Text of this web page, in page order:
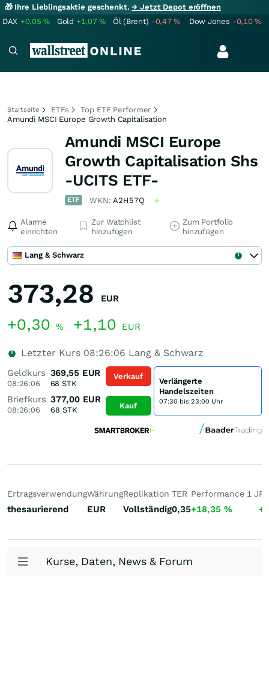
🎁 Ihre Lieblingsaktie geschenkt.→ Jetzt Depot eröffnen
DAX +0,05% Gold +1,07% Öl (Brent) -0,47% Dow Jones -0,10%
Startseite ETFs
Top ETF Performer
Amundi MSCI Europe Growth Capitalisation
Amundi MSCI Europe
Growth Capitalisation Shs
-UCITS ETF-
ETF WKN:A2H57Q
Alarme
einrichten
Zur Watchlist
hinzufügen
Zum Portfolio
hinzufügen
Lang & Schwarz
373,28 EUR
+0,30 % +1,10 EUR
Letzter Kurs 08:26:06 Lang & Schwarz
Geldkurs
08:26:06
369,55 EUR
68 STK
Briefkurs
08:26:06
377,00 EUR
68 STK
Verkauf
Kauf
Verlängerte
Handelszeiten
07:30 bis 23:00 Uhr
Ertragsverwendung
thesaurierend
Währung
EUR
Replikation
Vollständig
TER
0,35
Performance 1 J
+18,35 %
Kurse, Daten, News & Forum